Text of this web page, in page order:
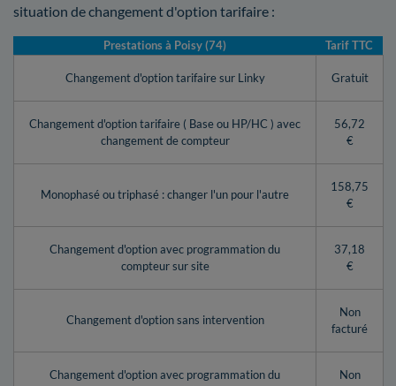
situation de changement d'option tarifaire :
Prestations à Poisy (74) Tarif TTC
Changement d'option tarifaire sur Linky Gratuit
Changement d'option tarifaire ( Base ou HP/HC ) avec
changement de compteur
56,72
€
Monophasé ou triphasé : changer l'un pour l'autre
158,75
€
Changement d'option avec programmation du
compteur sur site
37,18
€
Changement d'option sans intervention
Non
facturé
Changement d'option avec programmation du
Non